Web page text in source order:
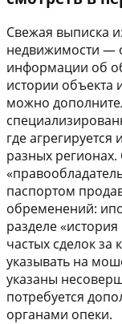
Свежая выписка
недвижимости —
информации об
истории
можно
где
разных
паспортом
обременений:
разделе
частых сделок
указывать на
указаны
потребуется
органами опеки.